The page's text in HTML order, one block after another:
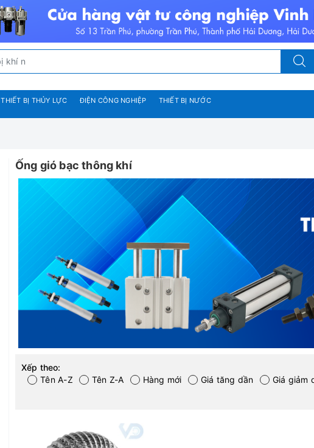
THIẾT BỊ THỦY LỰC ĐIỆN CÔNG NGHIỆP THIẾT BỊ NƯỚC
Ống gió bạc thông khí
Xếp theo:
Tên A-Z
Tên Z-A Hàng mới Giá tăng dần Giá giảm